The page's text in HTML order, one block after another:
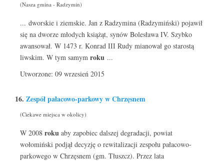
(Nasza gmina - Radzymin)
... dworskie i ziemskie. Jan z Radzymina (Radzymiński) pojawił
się na dworze młodych książąt, synów Bolesława IV. Szybko
awansował. W 1473 r. Konrad III Rudy mianował go starostą
liwskim. W tym samym roku ...
Utworzone: 09 wrzesień 2015
16. Zespół pałacowo-parkowy w Chrzęsnem
(Ciekawe miejsca w okolicy)
W 2008 roku aby zapobiec dalszej degradacji, powiat
wołomiński podjął decyzję o rewitalizacji zespołu pałacowo-
parkowego w Chrzęsnem (gm. Tłuszcz). Przez lata